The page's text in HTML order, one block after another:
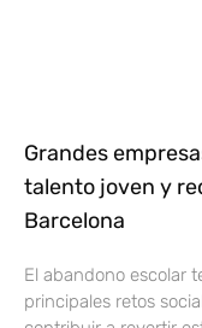
Grandes
talento joven y
Barcelona
El abandono escolar
principales retos